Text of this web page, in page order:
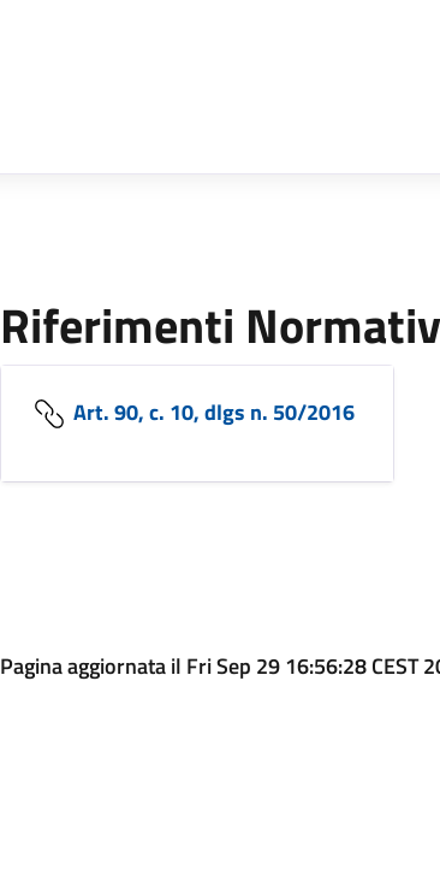
Riferimenti
Art. 90, c. 10, dlgs n. 50/2016
Pagina aggiornata il Fri Sep 29 16:56:28 CEST